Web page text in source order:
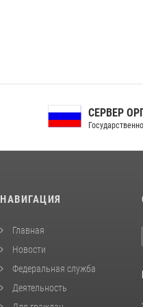
СЕРВЕР ОРГАНОВ
Государственной власти РФ
НАВИГАЦИЯ
Главная
Новости
Федеральная служба
Деятельность